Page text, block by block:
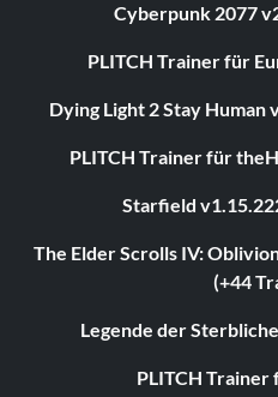
Cyberpunk 2077
PLITCH Trainer für
Dying Light 2 Stay Human
PLITCH Trainer für
Starfield
The Elder Scrolls IV:
(+44
Legende der
PLITCH Trainer